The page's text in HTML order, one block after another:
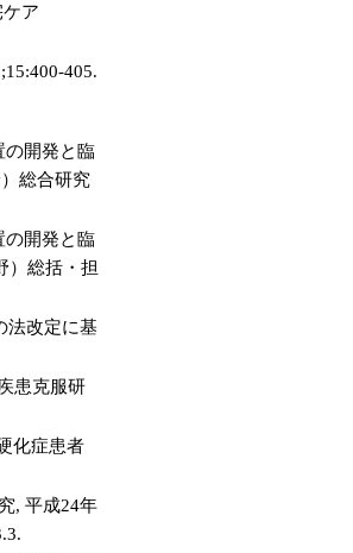
ア
405.
の開発と臨
総合研究
の開発と臨
）総括・担
法改定に基
患克服研
化症患者
, 平成24年